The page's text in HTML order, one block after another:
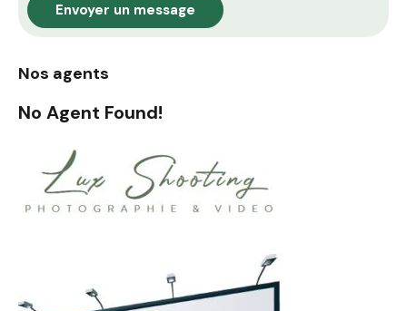
Envoyer un message
Nos agents
No Agent Found!